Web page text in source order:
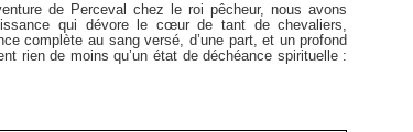
de Perceval chez le roi pêcheur, nous avons
qui dévore le cœur de tant de chevaliers,
complète au sang versé, d’une part, et un profond
rien de moins qu’un état de déchéance spirituelle :